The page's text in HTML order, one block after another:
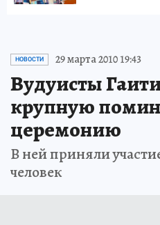
НОВОСТИ 29 марта 2010 19:43
Вудуисты
крупную
церемонию
В ней приняли
человек